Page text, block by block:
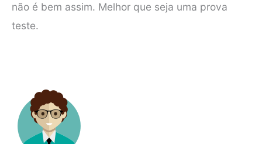
não é bem assim. Melhor que seja uma prova
teste.